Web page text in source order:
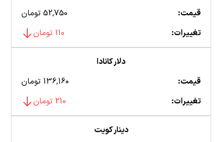
قیمت:
52,750 تومان
تغییرات:
110 تومان
دلار کانادا
قیمت:
136,160 تومان
تغییرات:
210 تومان
دینار کویت